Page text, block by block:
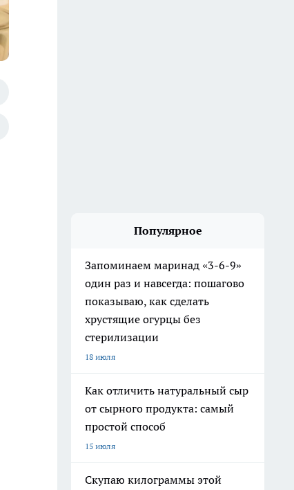
Популярное
Запоминаем маринад «3-6-9»
один раз и навсегда: пошагово
показываю, как сделать
хрустящие огурцы без
стерилизации
18 июля
Как отличить натуральный сыр
от сырного продукта: самый
простой способ
15 июля
Скупаю килограммы этой